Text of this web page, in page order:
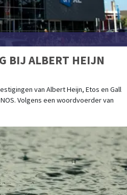
BIJ ALBERT HEIJN
van Albert Heijn, Etos en Gall
Volgens een woordvoerder van